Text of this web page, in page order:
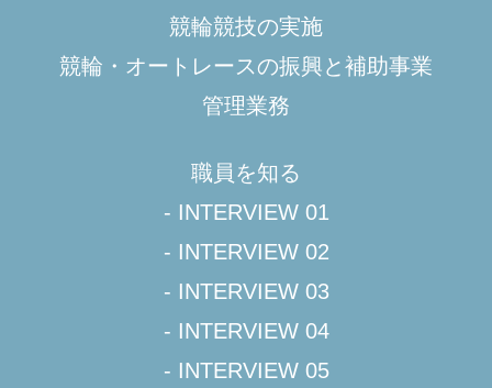
競輪競技の実施
競輪・オートレースの振興と補助事業
管理業務
職員を知る
- INTERVIEW 01
- INTERVIEW 02
- INTERVIEW 03
- INTERVIEW 04
- INTERVIEW 05